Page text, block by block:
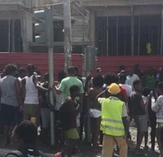
"Com 16 anos fui para cama
com o Presidente "
LER MAIS